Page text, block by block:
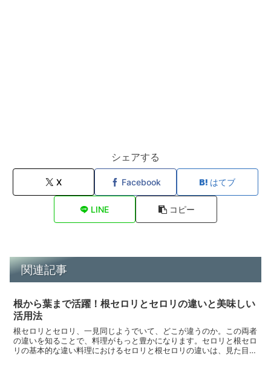
シェアする
X Facebook はてブ
LINE コピー
関連記事
根から葉まで活躍！根セロリとセロリの違いと美味しい
活用法
根セロリとセロリ、一見同じようでいて、どこが違うのか。この両者
の違いを知ることで、料理がもっと豊かになります。セロリと根セロ
リの基本的な違い料理におけるセロリと根セロリの違いは、見た目や